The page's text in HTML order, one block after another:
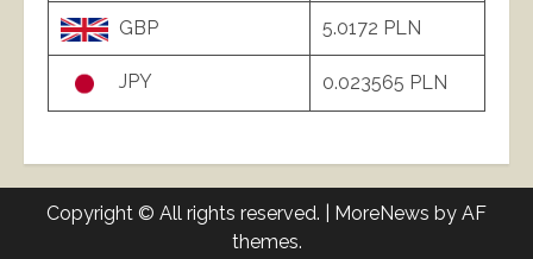
GBP 5.0172 PLN
JPY 0.023565 PLN
Copyright © All rights reserved. MoreNews by AF
themes.